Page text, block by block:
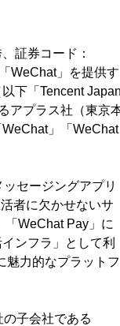
証券コード：
WeChat」を提供す
下「Tencent Japan
アプラス社（東京
」「WeChat
セージングアプリ
者に欠かせないサ
WeChat Pay」に
ンフラ」として利
魅力的なプラットフ
子会社である